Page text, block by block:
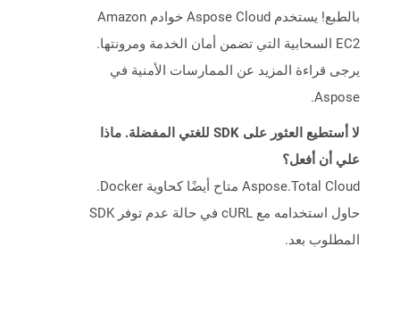
بالطبع! يستخدم Aspose Cloud خوادم Amazon
EC2 السحابية التي تضمن أمان الخدمة ومرونتها.
يرجى قراءة المزيد عن الممارسات الأمنية في
Aspose.
لا أستطيع العثور على SDK للغتي المفضلة. ماذا
علي أن أفعل؟
Aspose.Total Cloud متاح أيضًا كحاوية Docker.
حاول استخدامه مع cURL في حالة عدم توفر SDK
المطلوب بعد.